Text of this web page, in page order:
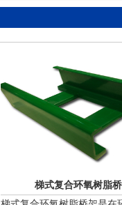
梯式复合环氧树脂